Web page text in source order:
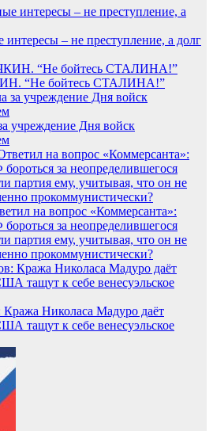
интересы – не преступление, а долг
“Не бойтесь СТАЛИНА!”
учреждение Дня войск
на вопрос «Коммерсанта»:
за неопределившегося
партия ему, учитывая, что он не
прокоммунистически?
Николаса Мадуро даёт
тащут к себе венесуэльское